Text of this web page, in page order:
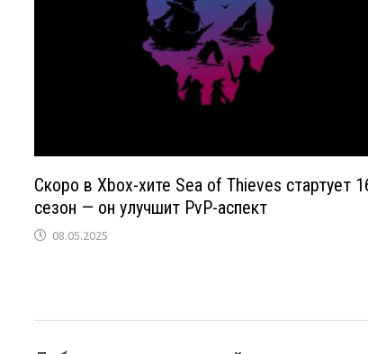
Скоро в Xbox-хите Sea of Thieves стартует
сезон — он улучшит PvP-аспект
08.05.2025